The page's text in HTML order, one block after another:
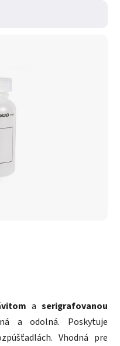
a serigrafovanou
a odolná. Poskytuje
Vhodná pre